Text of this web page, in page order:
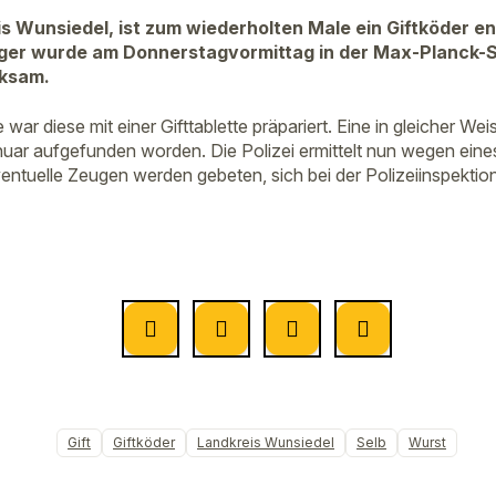
Wunsiedel, ist zum wiederholten Male ein Giftköder
wurde am Donnerstagvormittag in der Max-Planck-
war diese mit einer Gifttablette präpariert. Eine in gleicher
aufgefunden worden. Die Polizei ermittelt nun wegen
Zeugen werden gebeten, sich bei der
Gift Giftköder Landkreis Wunsiedel Selb Wurst